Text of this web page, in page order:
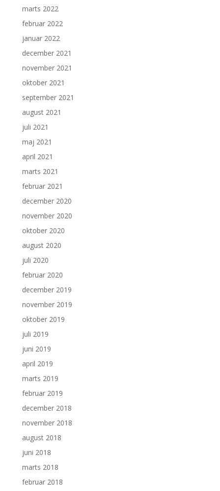
marts 2022
februar 2022
januar 2022
december 2021
november 2021
oktober 2021
september 2021
august 2021
juli 2021
maj 2021
april 2021
marts 2021
februar 2021
december 2020
november 2020
oktober 2020
august 2020
juli 2020
februar 2020
december 2019
november 2019
oktober 2019
juli 2019
juni 2019
april 2019
marts 2019
februar 2019
december 2018
november 2018
august 2018
juni 2018
marts 2018
februar 2018